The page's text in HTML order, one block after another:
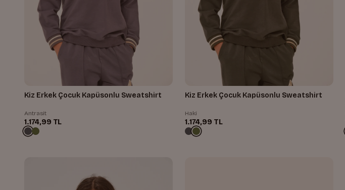
Kiz Erkek Çocuk Kapüsonlu Sweatshirt
Antrasit
1.174,99 TL
Kiz Erkek Çocuk Kapüsonlu Sweatshirt
Haki
1.174,99 TL